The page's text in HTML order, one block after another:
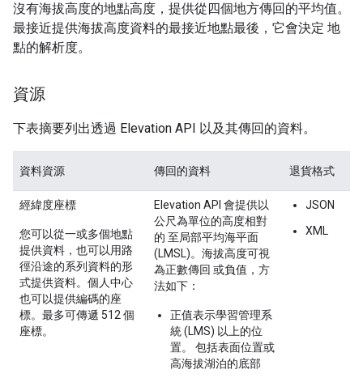
沒有海拔高度的地點高度，提供從四個地方傳回的平均值。
最接近提供海拔高度資料的最接近地點最後，它會決定 地
點的解析度。
資源
下表摘要列出透過 Elevation API 以及其傳回的資料。
資料資源 傳回的資料 退貨格式
經緯度座標
您可以從一或多個地點
提供資料，也可以用路
徑沿途的系列資料的形
式提供資料。個人中心
也可以提供編碼的座
標。最多可傳遞 512 個
座標。
Elevation API 會提供以
公尺為單位的高度相對
的 至局部平均海平面
(LMSL)。海拔高度可視
為正數傳回 或負值，方
法如下：
正值表示學習管理系
統 (LMS) 以上的位
置。 包括表面位置或
高海拔湖泊的底部
JSON
XML